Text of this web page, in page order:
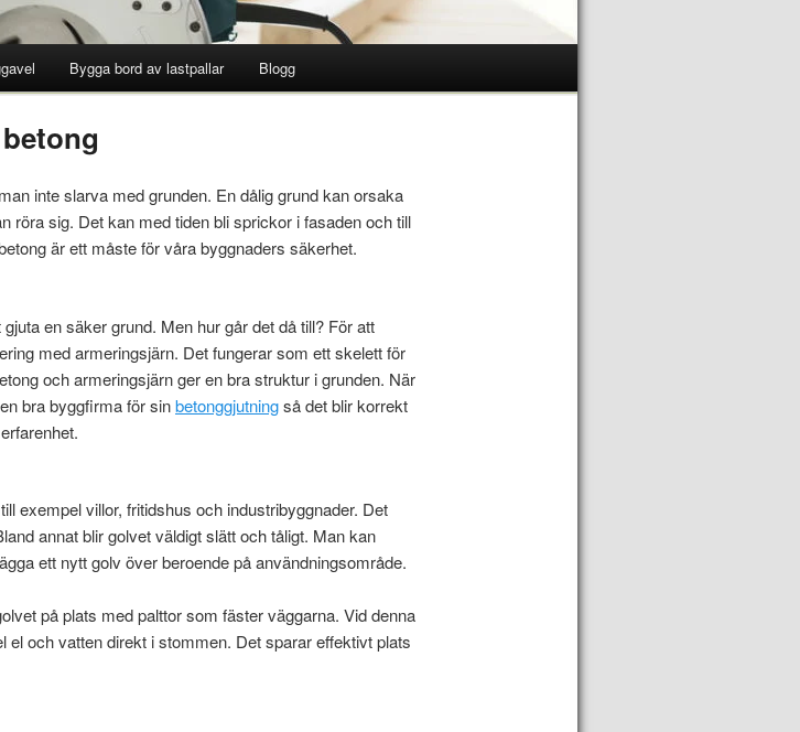
Bygga bord av lastpallar Blogg
inte slarva med grunden. En dålig grund kan orsaka
röra sig. Det kan med tiden bli sprickor i fasaden och till
är ett måste för våra byggnaders säkerhet.
en säker grund. Men hur går det då till? För att
med armeringsjärn. Det fungerar som ett skelett för
och armeringsjärn ger en bra struktur i grunden. När
bra byggfirma för sinbetonggjutningså det blir korrekt
exempel villor, fritidshus och industribyggnader. Det
annat blir golvet väldigt slätt och tåligt. Man kan
ett nytt golv över beroende på användningsområde.
på plats med palttor som fäster väggarna. Vid denna
el och vatten direkt i stommen. Det sparar effektivt plats